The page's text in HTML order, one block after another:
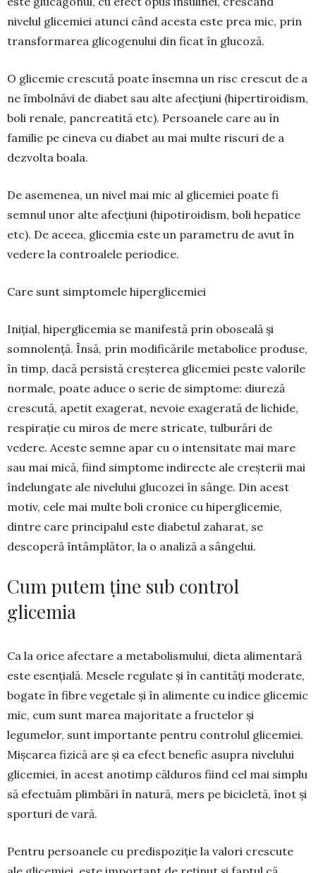
nivelul glicemiei atunci când acesta este prea mic, prin
transformarea gli­cogenului din ficat în glucoză.
O glicemie crescută poate în­semna un risc crescut de a
ne îm­­bolnăvi de diabet sau alte afec­țiuni (hipertiroidism,
boli renale, pancreatită etc). Persoa­nele care au în
familie pe cineva cu diabet au mai multe riscuri de a
dezvolta boala.
De asemenea, un nivel mai mic al glicemiei poate fi
semnul unor alte afecțiuni (hipotiroidism, boli hepatice
etc). De aceea, glice­mia este un pa­rametru de avut în
vedere la controa­lele periodice.
Care sunt simptomele hiperglicemiei
Inițial, hiperglicemia se manifestă prin obosea­lă şi
somnolenţă. Însă, prin modificările metabolice produse,
în timp, dacă persistă creşterea glicemiei peste valorile
normale, poate aduce o serie de simp­tome: diureză
crescută, apetit exagerat, nevoie exagerată de lichide,
respirație cu miros de mere stricate, tulburări de
vedere. Aceste semne apar cu o intensitate mai mare
sau mai mică, fiind simp­tome indirecte ale creşterii mai
îndelungate ale nivelului glucozei în sânge. Din acest
motiv, cele mai multe boli cronice cu hiperglicemie,
dintre care principalul este diabetul zaharat, se
descoperă întâmplător, la o analiză a sângelui.
Cum putem ține sub control
glicemia
Ca la orice afectare a metabolismului, dieta ali­mentară
este esențială. Mesele regulate și în can­tități moderate,
bogate în fibre vegetale și în ali­mente cu indice glicemic
mic, cum sunt marea majoritate a fructelor și
legumelor, sunt importante pentru controlul glicemiei.
Mișcarea fizică are și ea efect benefic asupra nivelului
glicemiei, în acest anotimp călduros fiind cel mai simplu
să efectuăm plimbări în natură, mers pe bicicletă, înot și
sporturi de vară.
Pentru persoanele cu predispoziție la valori crescute